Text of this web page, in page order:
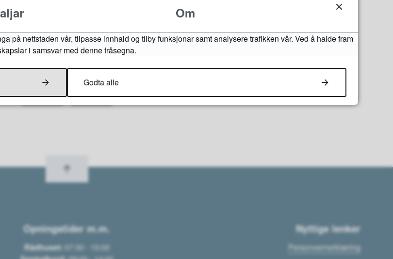
du det du leita etter?
Opningstider m.m.
Rådhuset: 07:30 - 15:00
Nyttige lenker
Personvernerklæring
Om
på nettstaden vår, tilpasse innhald og tilby funksjonar samt analysere trafikken vår. Ved å halde fram
i samsvar med denne fråsegna.
Godta alle